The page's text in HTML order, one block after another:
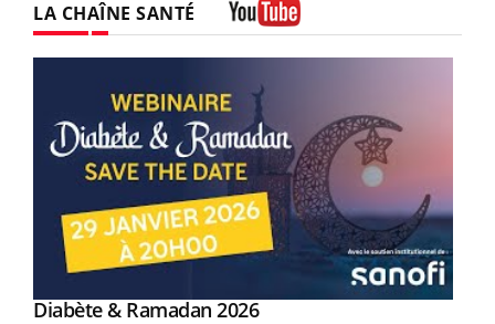
LA CHAÎNE SANTÉ
Youtube
Diabète & Ramadan 2026Youtube